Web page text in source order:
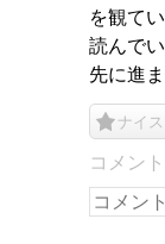
を観て
読んで
先に進
ナイス
コメン